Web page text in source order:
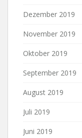
Dezember 2019
November 2019
Oktober 2019
September 2019
August 2019
Juli 2019
Juni 2019